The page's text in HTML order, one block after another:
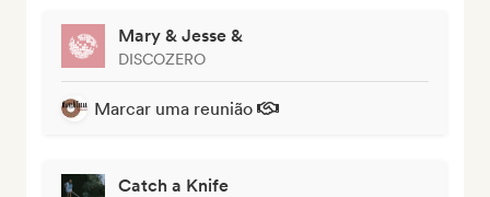
Mary & Jesse &
DISCOZERO
Marcar uma reunião
Catch a Knife